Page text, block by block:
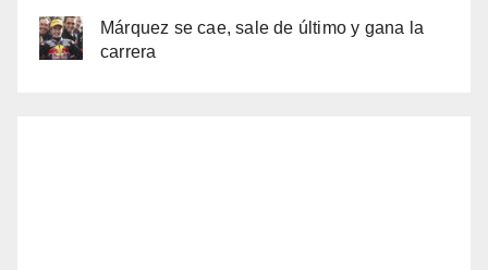
Márquez se cae, sale de último y gana la
carrera